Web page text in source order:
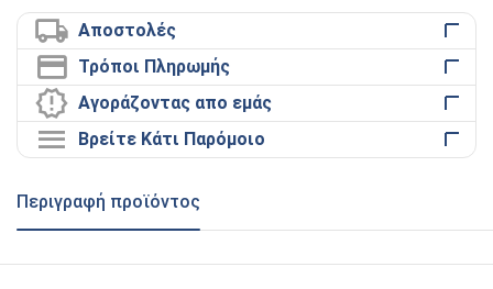
Αποστολές
Τρόποι Πληρωμής
Αγοράζοντας απο εμάς
Βρείτε Κάτι Παρόμοιο
Περιγραφή προϊόντος